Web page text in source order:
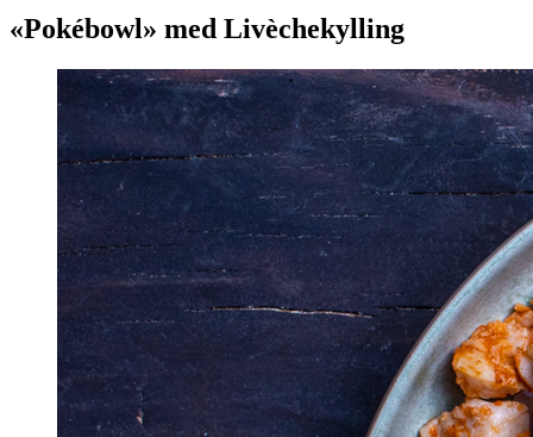
«Pokébowl» med Livèchekylling